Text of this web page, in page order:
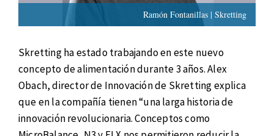
Ramón Fontanillas | Skretting
Skretting ha estado trabajando en este nuevo
concepto de alimentación durante 3 años. Alex
Obach, director de Innovación de Skretting explica
que en la compañía tienen “una larga historia de
innovación revolucionaria. Conceptos como